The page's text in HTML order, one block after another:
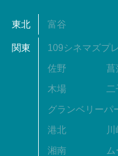
東北 富谷
関東 109シネマズプ
佐野 菖
木場 二
グランベリーパ
港北
湘南